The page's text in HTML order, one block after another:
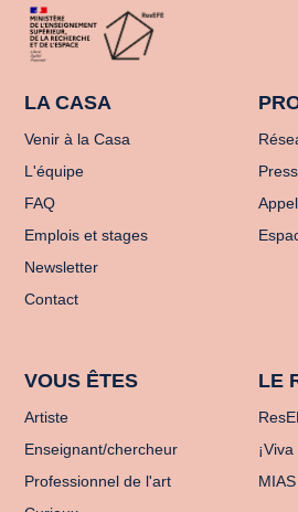
LA CASA
Venir à la Casa
L'équipe
FAQ
Emplois et stages
Newsletter
Contact
VOUS ÊTES
Artiste
Enseignant/chercheur
Professionnel de l'art
LE
MIAS